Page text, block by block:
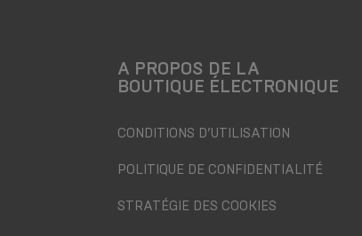
A PROPOS DE LA
BOUTIQUE ÉLECTRONIQUE
CONDITIONS D’UTILISATION
POLITIQUE DE CONFIDENTIALITÉ
STRATÉGIE DES COOKIES